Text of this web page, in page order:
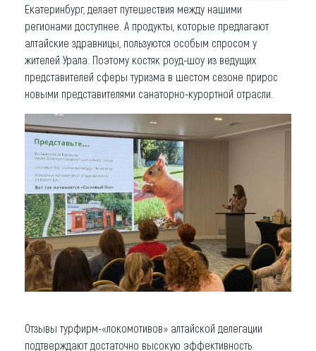
Екатеринбург, делает путешествия между нашими
регионами доступнее. А продукты, которые предлагают
алтайские здравницы, пользуются особым спросом у
жителей Урала. Поэтому костяк роуд-шоу из ведущих
представителей сферы туризма в шестом сезоне прирос
новыми представителями санаторно-курортной отрасли.
Отзывы турфирм-«локомотивов» алтайской делегации
подтверждают достаточно высокую эффективность